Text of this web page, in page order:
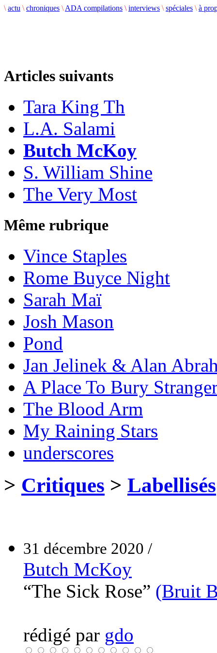
\ actu \ chroniques \ ADA compilations \ interviews \ spéciales \ à
Articles suivants
Tara King Th
L.A. Salami
Butch McKoy
S. William Shine
The Very Most
Même rubrique
Vince Staples
Rome Buyce Night
Sarah Maï
Josh Mason
Pond
Jan Jelinek & Alan
A Place To Bury
The Blood Arm
My Raining Stars
underscores
> Critiques > Labellisés
31 décembre 2020 /
Butch McKoy
“The Sick Rose” (Bruit
rédigé par gdo